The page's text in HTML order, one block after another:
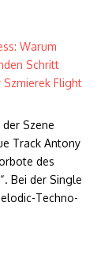
Warum
Schritt
Flight
Szene
Track Antony
des
Bei der Single
Techno-